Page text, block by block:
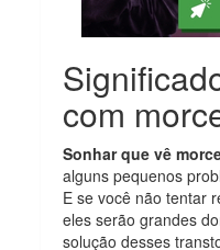
com
Sonhar que vê
alguns pequenos
E se você não tentar
eles serão grandes
solução desses